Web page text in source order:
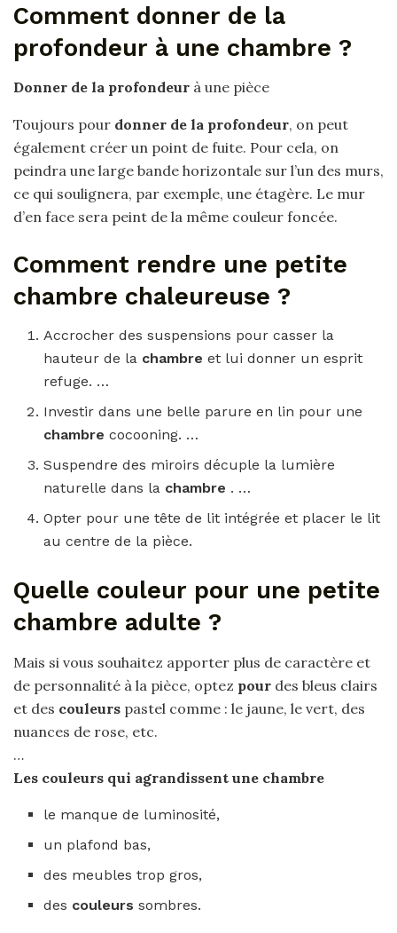
Comment donner de la
profondeur à une chambre ?
Donner de la profondeur à une pièce
Toujours pour donner de la profondeur, on peut
également créer un point de fuite. Pour cela, on
peindra une large bande horizontale sur l’un des murs,
ce qui soulignera, par exemple, une étagère. Le mur
d’en face sera peint de la même couleur foncée.
Comment rendre une petite
chambre chaleureuse ?
Accrocher des suspensions pour casser la
hauteur de la chambreet lui donner un esprit
refuge. …
Investir dans une belle parure en lin pour une
chambrecocooning. …
Suspendre des miroirs décuple la lumière
naturelle dans la chambre . …
Opter pour une tête de lit intégrée et placer le lit
au centre de la pièce.
Quelle couleur pour une petite
chambre adulte ?
Mais si vous souhaitez apporter plus de caractère et
de personnalité à la pièce, optez pour des bleus clairs
et des couleurs pastel comme : le jaune, le vert, des
nuances de rose, etc.
…
Les couleurs qui agrandissent une chambre
le manque de luminosité,
un plafond bas,
des meubles trop gros,
des couleurssombres.